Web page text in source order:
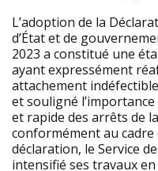
L’adoption de la
d’État et de
2023 a constitué une
ayant expressément
attachement
et souligné
et rapide des arrêts de
conformément au
déclaration, le Service
intensifié ses travaux